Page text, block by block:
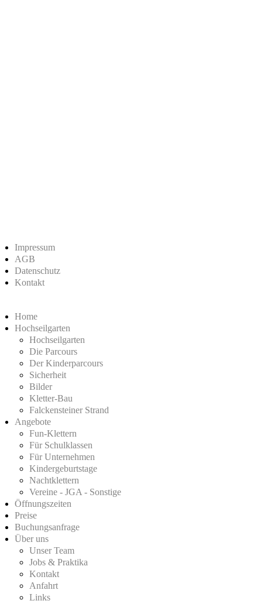
Impressum
AGB
Datenschutz
Kontakt
Home
Hochseilgarten
Hochseilgarten
Die Parcours
Der Kinderparcours
Sicherheit
Bilder
Kletter-Bau
Falckensteiner Strand
Angebote
Fun-Klettern
Für Schulklassen
Für Unternehmen
Kindergeburtstage
Nachtklettern
Vereine - JGA - Sonstige
Öffnungszeiten
Preise
Buchungsanfrage
Über uns
Unser Team
Jobs & Praktika
Kontakt
Anfahrt
Links